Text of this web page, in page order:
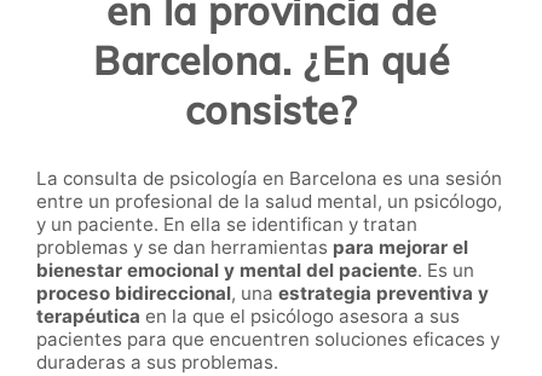
en la provincia de
Barcelona. ¿En qué
consiste?
La consulta de psicología en Barcelona es una sesión
entre un profesional de la salud mental, un psicólogo,
y un paciente. En ella se identifican y tratan
problemas y se dan herramientas para mejorar el
bienestar emocional y mental del paciente. Es un
proceso bidireccional, una estrategia preventiva y
terapéutica en la que el psicólogo asesora a sus
pacientes para que encuentren soluciones eficaces y
duraderas a sus problemas.